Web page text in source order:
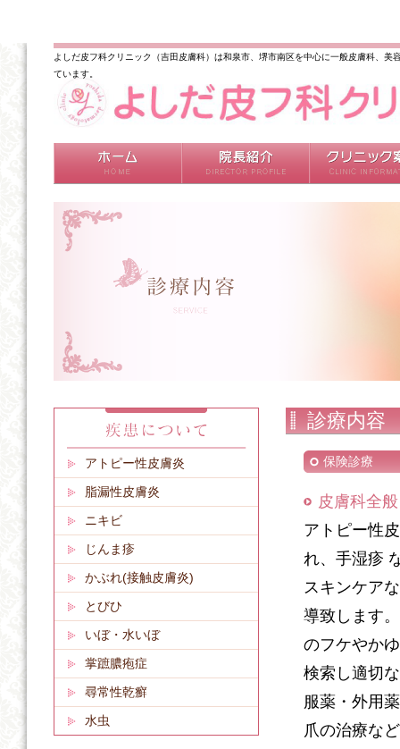
よしだ皮フ科クリニック（吉田皮膚科）は和泉市、堺市南区を中心に一般皮膚科、
ています。
診療内容
保険診療
皮膚科全般
アトピー性
れ、手湿疹
スキンケア
導致します
のフケやか
検索し適切
服薬・外用
爪の治療な
アトピー性皮膚炎
脂漏性皮膚炎
ニキビ
じんま疹
かぶれ(接触皮膚炎)
とびひ
いぼ・水いぼ
掌蹠膿疱症
尋常性乾癬
水虫